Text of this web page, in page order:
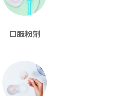
口服粉劑